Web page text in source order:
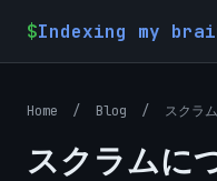
$Indexing my
Home / Blog / スクラム
スクラムに